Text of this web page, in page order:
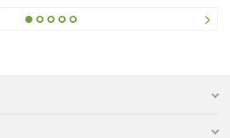
впечатлениями в соцсетях,